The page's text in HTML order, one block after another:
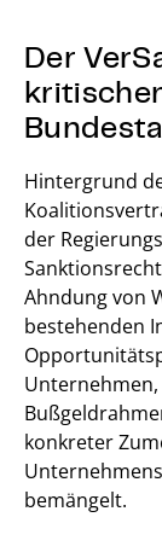
Der
Hintergrund
der
Ahndung von
bestehenden
konkreter
bemängelt.